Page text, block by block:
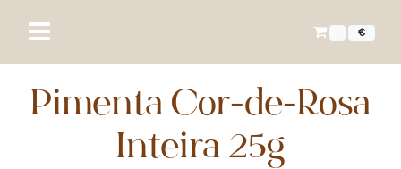
€
Pimenta Cor-de-Rosa
Inteira 25g